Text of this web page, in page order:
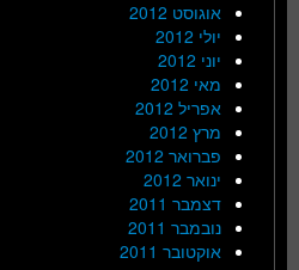
אוגוסט 2012
יולי 2012
יוני 2012
מאי 2012
אפריל 2012
מרץ 2012
פברואר 2012
ינואר 2012
דצמבר 2011
נובמבר 2011
אוקטובר 2011